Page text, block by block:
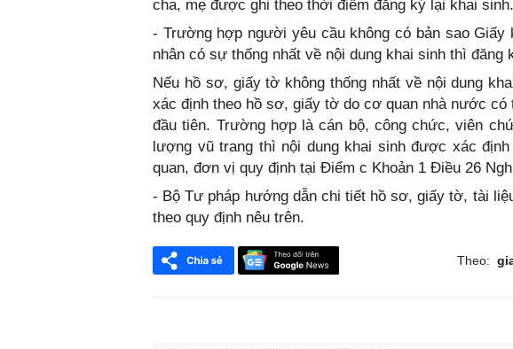
cha, mẹ được ghi theo thời điểm đăng ký lại khai sinh.
- Trường hợp người yêu cầu không có bản sao
nhân có sự thống nhất về nội dung khai sinh thì đăng
Nếu hồ sơ, giấy tờ không thống nhất về nội dung
xác định theo hồ sơ, giấy tờ do cơ quan nhà nước
đầu tiên. Trường hợp là cán bộ, công chức, viên
lượng vũ trang thì nội dung khai sinh được xác
quan, đơn vị quy định tại Điểm c Khoản 1 Điều 26
- Bộ Tư pháp hướng dẫn chi tiết hồ sơ, giấy tờ, tài
theo quy định nêu trên.
Theo: